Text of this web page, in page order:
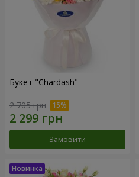
Букет "Chardash"
2 705 грн
Замовити